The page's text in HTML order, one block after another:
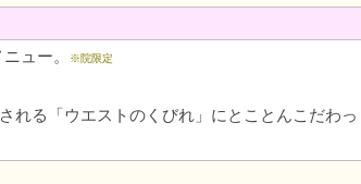
ュー。
※院限定
れる「ウエストのくびれ」にとことんこだわっ